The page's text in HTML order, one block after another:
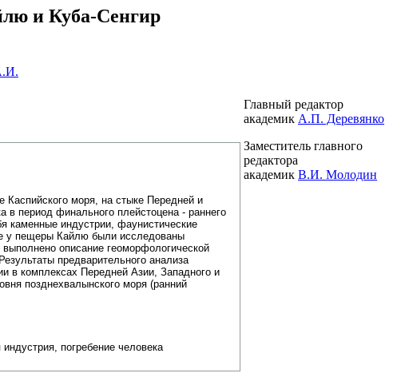
и Куба-Сенгир
моря, на стыке Передней и
в период финального плейстоцена - раннего
каменные индустрии, фаунистические
у пещеры Кайлю были исследованы
описание геоморфологической
предварительного анализа
в комплексах Передней Азии, Западного и
позднехвалынского моря (ранний
погребение человека
Главный редактор
академик А.П. Деревянко
Заместитель главного
редактора
академик В.И. Молодин